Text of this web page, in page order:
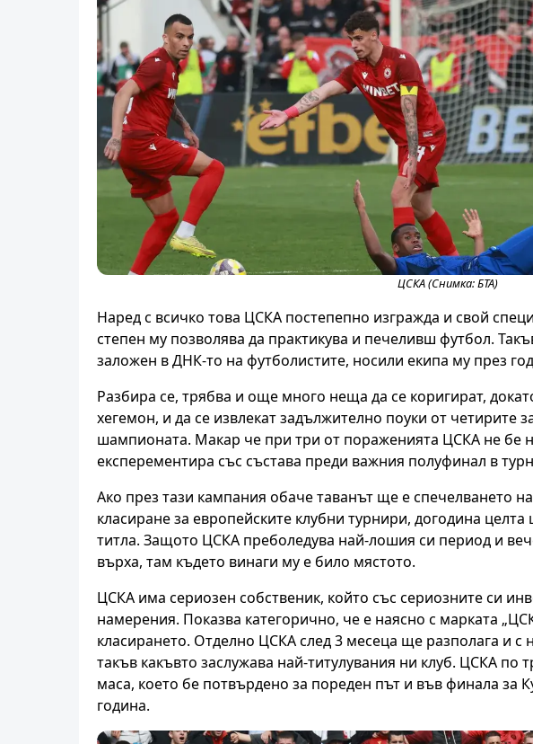
ЦСКА (Снимка: БТА)
Наред с всичко това ЦСКА постепепно изгражда и свой
степен му позволява да практикува и печеливш футбол.
заложен в ДНК-то на футболистите, носили екипа му през
Разбира се, трябва и още много неща да се коригират,
хегемон, и да се извлекат задължително поуки от четирите
шампионата. Макар че при три от пораженията ЦСКА не бе
експерементира със състава преди важния полуфинал в
Ако през тази кампания обаче таванът ще е спечелването
класиране за европейските клубни турнири, догодина
титла. Защото ЦСКА преболедува най-лошия си период и
върха, там където винаги му е било мястото.
ЦСКА има сериозен собственик, който със сериозните си
намерения. Показва категорично, че е наясно с марката
класирането. Отделно ЦСКА след 3 месеца ще разполага и с
такъв какъвто заслужава най-титулувания ни клуб. ЦСКА по
маса, което бе потвърдено за пореден път и във финала за
година.